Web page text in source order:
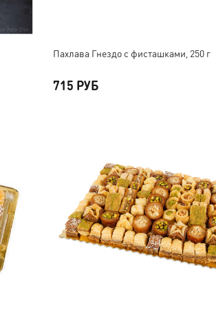
Пахлава Гнездо с фисташками, 250 г
715 РУБ